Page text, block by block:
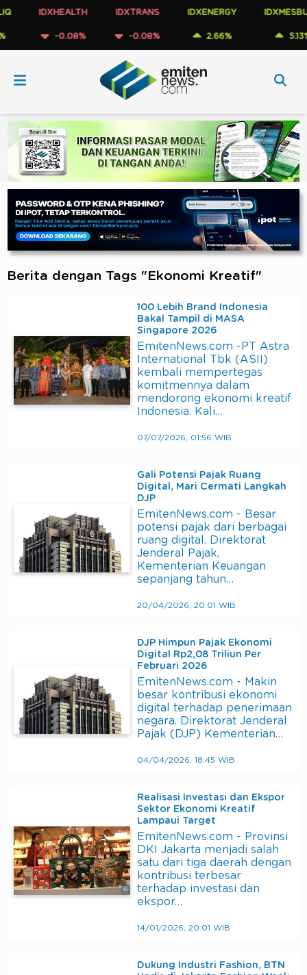
IDXHEALTH
-0.08%
IDXTRANS
-0.08%
IDXENERGY
2.66%
IDXMESBUMN
5.13%
Berita dengan Tags "Ekonomi Kreatif"
100 Lebih Brand Indonesia
Bakal Tampil di MASA
Singapore 2026
EmitenNews.com -PT Astra
International Tbk (ASII)
kembali mempertegas
komitmennya dalam
mendorong ekonomi kreatif
Indonesia. Kali…
07/07/2026, 01:56 WIB
Gali Potensi Pajak Ruang
Digital, Mari Cermati Langkah
DJP
EmitenNews.com - Besar
potensi pajak dari berbagai
ruang digital. Direktorat
Jenderal Pajak,
Kementerian Keuangan
sepanjang tahun…
20/04/2026, 20:01 WIB
DJP Himpun Pajak Ekonomi
Digital Rp2,08 Triliun Per
Februari 2026
EmitenNews.com - Makin
besar kontribusi ekonomi
digital terhadap penerimaan
negara. Direktorat Jenderal
Pajak (DJP) Kementerian…
04/04/2026, 18:45 WIB
Realisasi Investasi dan Ekspor
Sektor Ekonomi Kreatif
Lampaui Target
EmitenNews.com - Provinsi
DKI Jakarta menjadi salah
satu dari tiga daerah dengan
kontribusi terbesar
terhadap investasi dan
ekspor…
14/01/2026, 20:01 WIB
Dukung Industri Fashion, BTN